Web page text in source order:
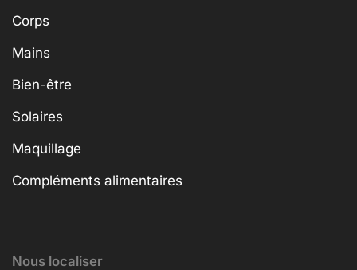
Corps
Mains
Bien-être
Solaires
Maquillage
Compléments alimentaires
Nous localiser